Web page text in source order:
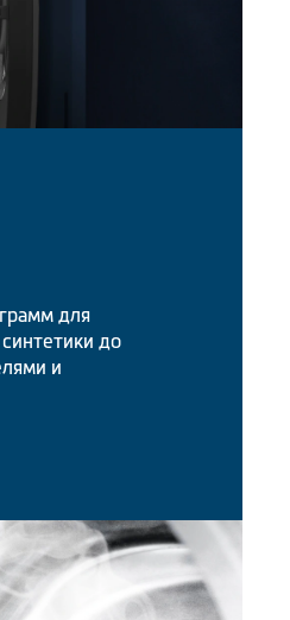
для
до
и